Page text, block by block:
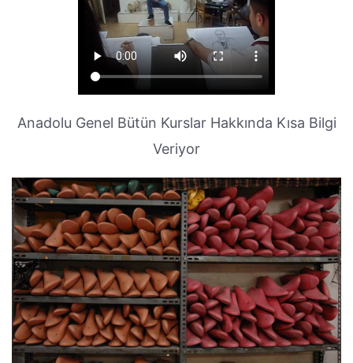
Anadolu Genel Bütün Kurslar Hakkında Kısa Bilgi
Veriyor